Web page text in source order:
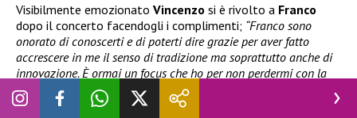
Visibilmente emozionato Vincenzo si è rivolto a Franco
dopo il concerto facendogli i complimenti; “Franco sono
onorato di conoscerti e di poterti dire grazie per aver fatto
accrescere in me il senso di tradizione ma soprattutto anche di
innovazione. È ormai un focus che ho per non perdermi con la
mia idea di musica. Devo dirti grazie perche’ sei un esempio”